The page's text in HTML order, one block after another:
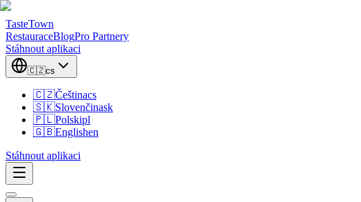
TasteTown
RestauraceBlogPro Partnery
Stáhnout aplikaci
🇨🇿cs
🇨🇿Češtinacs
🇸🇰Slovenčinask
🇵🇱Polskipl
🇬🇧Englishen
Stáhnout aplikaci